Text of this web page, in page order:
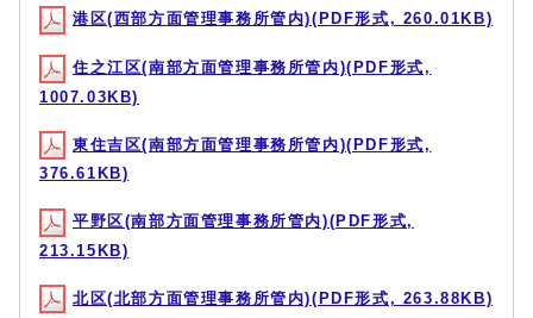
港区(西部方面管理事務所管内)(PDF形式, 260.01KB)
住之江区(南部方面管理事務所管内)(PDF形式,
1007.03KB)
東住吉区(南部方面管理事務所管内)(PDF形式,
376.61KB)
平野区(南部方面管理事務所管内)(PDF形式,
213.15KB)
北区(北部方面管理事務所管内)(PDF形式, 263.88KB)